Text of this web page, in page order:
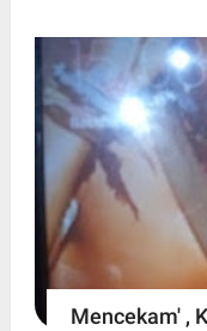
Mencekam' ,